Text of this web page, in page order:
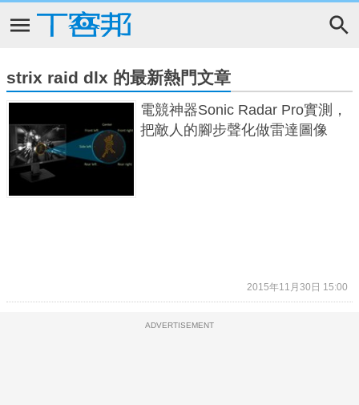
strix raid dlx 的最新熱門文章
電競神器Sonic Radar Pro實測，
把敵人的腳步聲化做雷達圖像
2015年11月30日 15:00
ADVERTISEMENT